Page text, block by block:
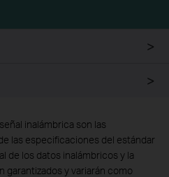
inalámbrica son las
las especificaciones del estándar
de los datos inalámbricos y la
garantizados y variarán como